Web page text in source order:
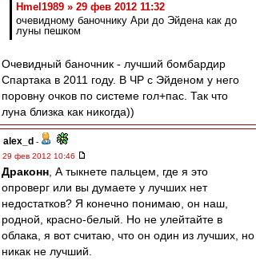
Hmel1989 » 29 фев 2012 11:32
очевидному баночнику Ари до Эйдена как до
луны пешком
Очевидный баночник - лучший бомбардир
Спартака в 2011 году. В ЧР с Эйденом у него
поровну очков по системе гол+пас. Так что
луна близка как никогда))
alex_d -
29 фев 2012 10:46
Драконн , А тыкнете пальцем, где я это
опроверг или вы думаете у лучших нет
недостатков? Я конечно понимаю, он наш,
родной, красно-белый. Но не улейтайте в
облака, я вот считаю, что он один из лучших, но
никак не лучший.